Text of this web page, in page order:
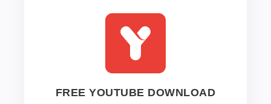
FREE YOUTUBE DOWNLOAD